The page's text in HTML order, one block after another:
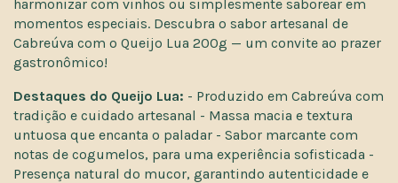
harmonizar com vinhos ou simplesmente saborear em
momentos especiais. Descubra o sabor artesanal de
Cabreúva com o Queijo Lua 200g — um convite ao prazer
gastronômico!
Destaques do Queijo Lua: - Produzido em Cabreúva com
tradição e cuidado artesanal - Massa macia e textura
untuosa que encanta o paladar - Sabor marcante com
notas de cogumelos, para uma experiência sofisticada -
Presença natural do mucor, garantindo autenticidade e